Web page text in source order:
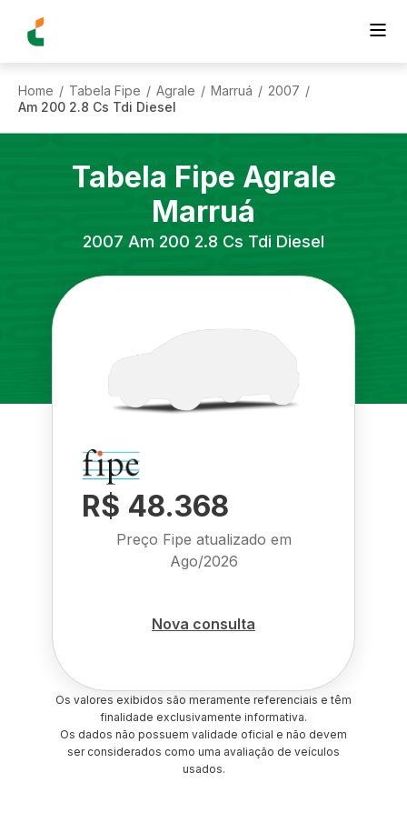
Home / Tabela Fipe / Agrale / Marruá / 2007 /
Am 200 2.8 Cs Tdi Diesel
Tabela Fipe Agrale
Marruá
2007 Am 200 2.8 Cs Tdi Diesel
R$ 48.368
Preço Fipe atualizado em
Ago/2026
Nova consulta
Os valores exibidos são meramente referenciais e têm
finalidade exclusivamente informativa.
Os dados não possuem validade oficial e não devem
ser considerados como uma avaliação de veículos
usados.